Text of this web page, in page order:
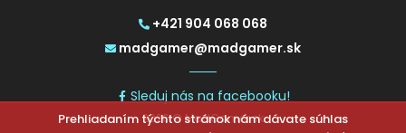
+421 904 068 068
madgamer@madgamer.sk
Sleduj nás na facebooku!
2026 © MadGamer.sk
Prehliadaním týchto stránok nám dávate súhlas